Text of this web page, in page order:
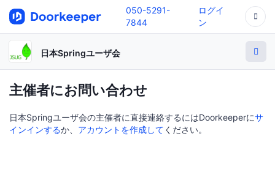
050-5291-
7844
ログイ
ン
日本Springユーザ会
主催者にお問い合わせ
日本Springユーザ会の主催者に直接連絡するにはDoorkeeperにサ
インインするか、 アカウントを作成して ください。